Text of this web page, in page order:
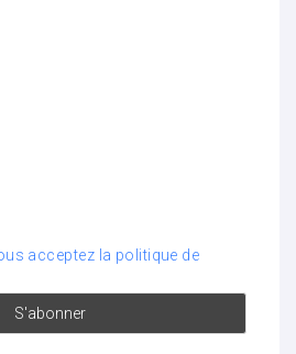
acceptez la politique de